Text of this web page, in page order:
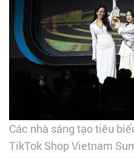
Các nhà sáng tạo tiêu
TikTok Shop Vietnam